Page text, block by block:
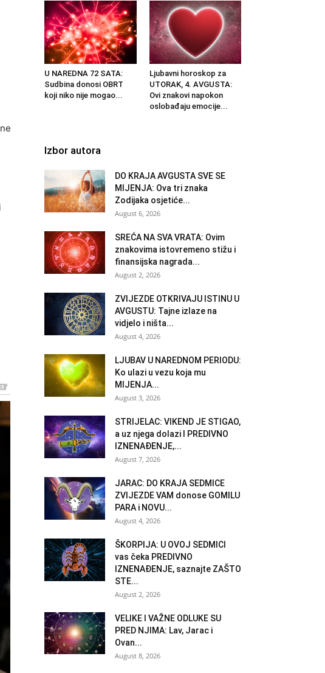
U NAREDNA 72 SATA:
Sudbina donosi OBRT
koji niko nije mogao...
Ljubavni horoskop za
UTORAK, 4. AVGUSTA:
Ovi znakovi napokon
oslobađaju emocije...
Izbor autora
DO KRAJA AVGUSTA SVE SE
MIJENJA: Ova tri znaka
Zodijaka osjetiće...
August 6, 2026
SREĆA NA SVA VRATA: Ovim
znakovima istovremeno stižu i
finansijska nagrada...
August 2, 2026
ZVIJEZDE OTKRIVAJU ISTINU U
AVGUSTU: Tajne izlaze na
vidjelo i ništa...
August 4, 2026
LJUBAV U NAREDNOM PERIODU:
Ko ulazi u vezu koja mu
MIJENJA...
August 3, 2026
STRIJELAC: VIKEND JE STIGAO,
a uz njega dolazi I PREDIVNO
IZNENAĐENJE,...
August 7, 2026
JARAC: DO KRAJA SEDMICE
ZVIJEZDE VAM donose GOMILU
PARA i NOVU...
August 4, 2026
ŠKORPIJA: U OVOJ SEDMICI
vas čeka PREDIVNO
IZNENAĐENJE, saznajte ZAŠTO
STE...
August 2, 2026
VELIKE I VAŽNE ODLUKE SU
PRED NJIMA: Lav, Jarac i
Ovan...
August 8, 2026